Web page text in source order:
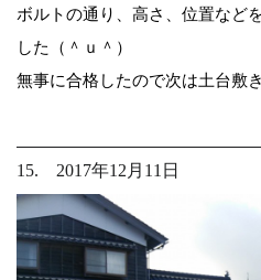
ボルトの通り、高さ、位置など
した（＾ｕ＾）
無事に合格したので次は土台敷
15. 2017年12月11日